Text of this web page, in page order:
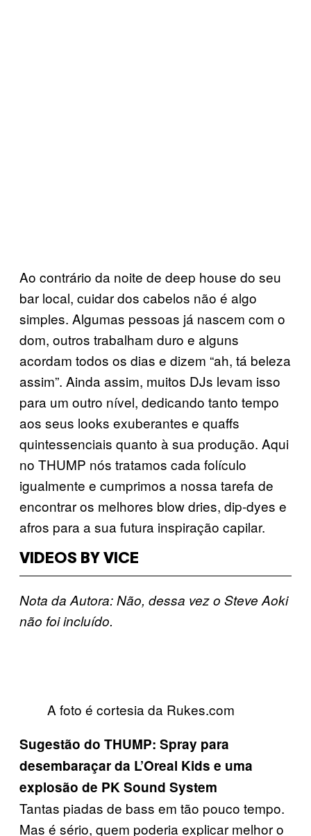
Ao contrário da noite de deep house do seu
bar local, cuidar dos cabelos não é algo
simples. Algumas pessoas já nascem com o
dom, outros trabalham duro e alguns
acordam todos os dias e dizem “ah, tá beleza
assim”. Ainda assim, muitos DJs levam isso
para um outro nível, dedicando tanto tempo
aos seus looks exuberantes e quaffs
quintessenciais quanto à sua produção. Aqui
no THUMP nós tratamos cada folículo
igualmente e cumprimos a nossa tarefa de
encontrar os melhores blow dries, dip-dyes e
afros para a sua futura inspiração capilar.
VIDEOS BY VICE
Nota da Autora: Não, dessa vez o Steve Aoki
não foi incluído.
A foto é cortesia da Rukes.com
Sugestão do THUMP: Spray para
desembaraçar da L’Oreal Kids e uma
explosão de PK Sound System
Tantas piadas de bass em tão pouco tempo.
Mas é sério, quem poderia explicar melhor o